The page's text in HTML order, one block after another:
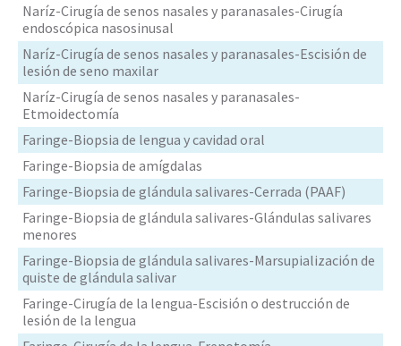
Naríz-Cirugía de senos nasales y paranasales-Cirugía
endoscópica nasosinusal
Naríz-Cirugía de senos nasales y paranasales-Escisión de
lesión de seno maxilar
Naríz-Cirugía de senos nasales y paranasales-
Etmoidectomía
Faringe-Biopsia de lengua y cavidad oral
Faringe-Biopsia de amígdalas
Faringe-Biopsia de glándula salivares-Cerrada (PAAF)
Faringe-Biopsia de glándula salivares-Glándulas salivares
menores
Faringe-Biopsia de glándula salivares-Marsupialización de
quiste de glándula salivar
Faringe-Cirugía de la lengua-Escisión o destrucción de
lesión de la lengua